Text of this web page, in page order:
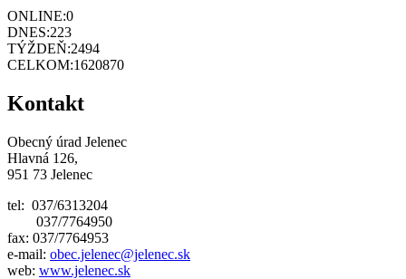
ONLINE:0
DNES:223
TÝŽDEŇ:2494
CELKOM:1620870
Kontakt
Obecný úrad Jelenec
Hlavná 126,
951 73 Jelenec
tel: 037/6313204
037/7764950
fax: 037/7764953
e-mail: obec.jelenec@jelenec.sk
web: www.jelenec.sk